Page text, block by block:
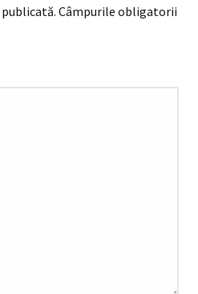
publicată. Câmpurile obligatorii